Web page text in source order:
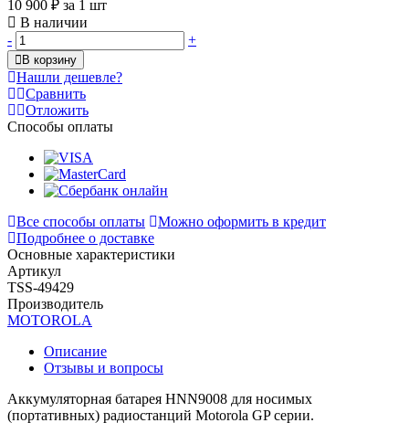
10 900 ₽ за 1 шт
В наличии
-
+
В корзину
Нашли дешевле?
Сравнить
Отложить
Способы оплаты
Все способы оплаты
Можно оформить в кредит
Подробнее о доставке
Основные характеристики
Артикул
TSS-49429
Производитель
MOTOROLA
Описание
Отзывы и вопросы
Аккумуляторная батарея HNN9008 для носимых
(портативных) радиостанций Motorola GP серии.